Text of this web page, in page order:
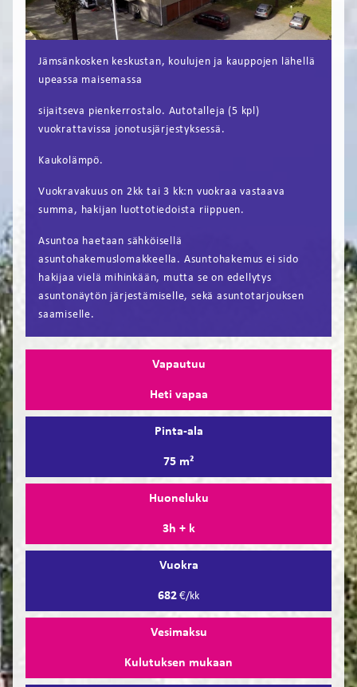
Jämsänkosken keskustan, koulujen ja kauppojen lähellä
upeassa maisemassa
sijaitseva pienkerrostalo. Autotalleja (5 kpl)
vuokrattavissa jonotusjärjestyksessä.
Kaukolämpö.
Vuokravakuus on 2kk tai 3 kk:n vuokraa vastaava
summa, hakijan luottotiedoista riippuen.
Asuntoa haetaan sähköisellä
asuntohakemuslomakkeella. Asuntohakemus ei sido
hakijaa vielä mihinkään, mutta se on edellytys
asuntonäytön järjestämiselle, sekä asuntotarjouksen
saamiselle.
Vapautuu
Heti vapaa
Pinta-ala
75 m²
Huoneluku
3h + k
Vuokra
682 €/kk
Vesimaksu
Kulutuksen mukaan